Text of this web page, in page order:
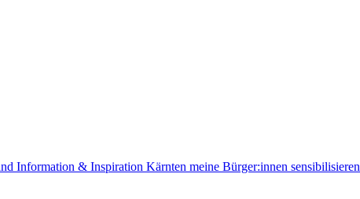
Information & Inspiration Kärnten meine Bürger:innen sensibilisieren